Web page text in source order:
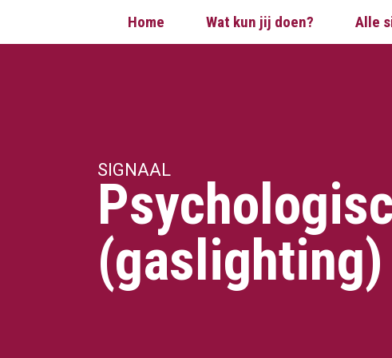
Home Wat kun jij doen? Alle
SIGNAAL
(gaslighting)